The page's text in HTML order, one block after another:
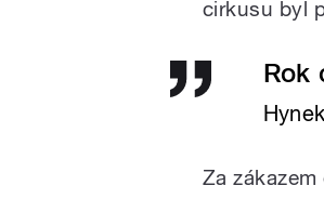
cirkusu byl
Rok
Za